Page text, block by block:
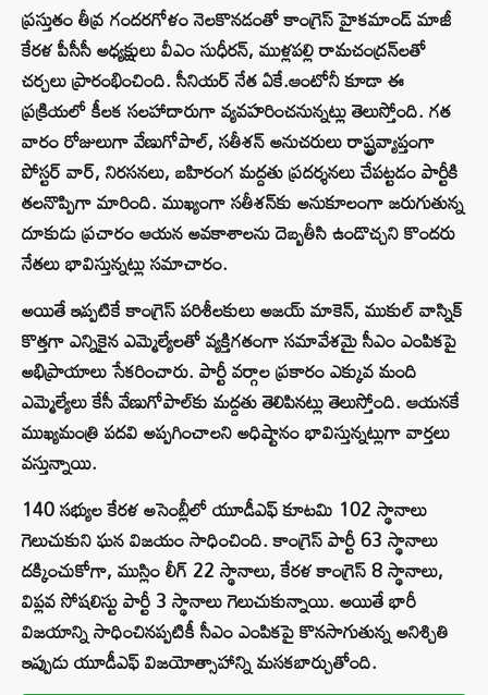
ప్రస్తుతం తీవ్ర గందరగోళం నెలకొనడంతో కాంగ్రెస్ హైకమాండ్ మాజీ
కేరళ పీసీసీ అధ్యక్షులు వీఎం సుధీరన్, ముళ్లపల్లి రామచంద్రన్‌లతో
చర్చలు ప్రారంభించింది. సీనియర్ నేత ఏకే.ఆంటోనీ కూడా ఈ
ప్రక్రియలో కీలక సలహాదారుగా వ్యవహరించనున్నట్లు తెలుస్తోంది. గత
వారం రోజులుగా వేణుగోపాల్‌, సతీశన్ అనుచరులు రాష్ట్రవ్యాప్తంగా
పోస్టర్ వార్, నిరసనలు, బహిరంగ మద్దతు ప్రదర్శనలు చేపట్టడం పార్టీకి
తలనొప్పిగా మారింది. ముఖ్యంగా సతీశన్‌కు అనుకూలంగా జరుగుతున్న
దూకుడు ప్రచారం ఆయన అవకాశాలను దెబ్బతీసి ఉండొచ్చని కొందరు
నేతలు భావిస్తున్నట్లు సమాచారం.
అయితే ఇప్పటికే కాంగ్రెస్ పరిశీలకులు అజయ్ మాకెన్, ముకుల్ వాస్నిక్
కొత్తగా ఎన్నికైన ఎమ్మెల్యేలతో వ్యక్తిగతంగా సమావేశమై సీఎం ఎంపికపై
అభిప్రాయాలు సేకరించారు. పార్టీ వర్గాల ప్రకారం ఎక్కువ మంది
ఎమ్మెల్యేలు కే‌సీ వేణుగోపాల్‌కు మద్దతు తెలిపినట్లు తెలుస్తోంది. ఆయనకే
ముఖ్యమంత్రి పదవి అప్పగించాలని అధిష్టానం భావిస్తున్నట్లుగా వార్తలు
వస్తున్నాయి.
140 సభ్యుల కేరళ అసెంబ్లీలో యూడీఎఫ్ కూటమి 102 స్థానాలు
గెలుచుకుని ఘన విజయం సాధించింది. కాంగ్రెస్ పార్టీ 63 స్థానాలు
దక్కించుకోగా, ముస్లిం లీగ్ 22 స్థానాలు, కేరళ కాంగ్రెస్ 8 స్థానాలు,
విప్లవ సోషలిస్టు పార్టీ 3 స్థానాలు గెలుచుకున్నాయి. అయితే భారీ
విజయాన్ని సాధించినప్పటికీ సీఎం ఎంపికపై కొనసాగుతున్న అనిశ్చితి
ఇప్పుడు యూడీఎఫ్ విజయోత్సాహాన్ని మసకబార్చుతోంది.